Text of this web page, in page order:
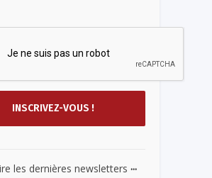
les dernières newsletters ...